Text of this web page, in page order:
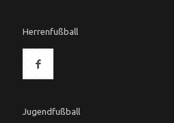
Herrenfußball
Jugendfußball